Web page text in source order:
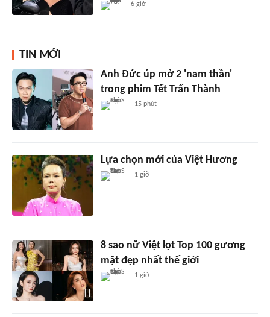
6 giờ
TIN MỚI
Anh Đức úp mở 2 'nam thần'
trong phim Tết Trấn Thành
15 phút
Lựa chọn mới của Việt Hương
1 giờ
8 sao nữ Việt lọt Top 100 gương
mặt đẹp nhất thế giới
1 giờ